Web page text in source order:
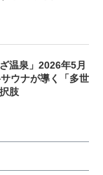
温泉」2026年5月
ウナが導く「多世
肢